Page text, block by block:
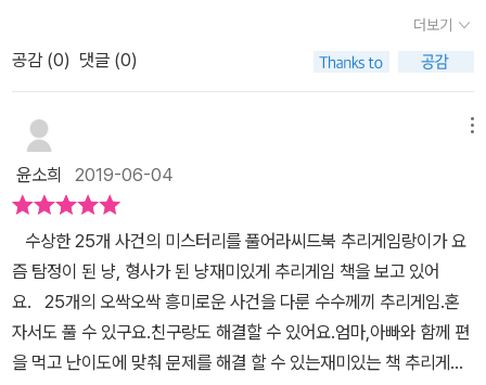
을 맞춰보겠다고 했지만 오히려 본인이 더 어려워하는것 같더라고요
직관적으로 답을 생각해야하는데 너무 어렵게 생각하다보니 엉둥한
답이 나오기도 했어요간만에 아이들과 너무 재미있게 책을 읽었어요
아이들과 함께 추리 퀴즈도 맞춰보고 덩달아 저도 퀴즈를 맞춰보면서
시간가는 줄도 몰랐던것 같아요​​ 25개의 미스터리한 사건들을 다 풀
고나니둘째는 너무 아쉬운 생각이 들었던지 다음에는 100개의 미스
터리한 사건들을 풀어보고 싶다네요저도 어린아이들의 눈높이에 맞
춘 추리 퀴즈 책들이 많이 나왔으면 좋겠다 싶은 욕심이 생긴책이였
어요 독서도 하고 추리력, 논리력도 키우고 한꺼번에 세마리 이상의
토끼를 잡을 수 있는 책이다보니초등저학년 자녀를 둔 분들에게도 꼭
추천드리고 싶었네요
요?!네...<추리게임>으로 가족이나 친구들끼리함께 문제를 풀면서
점수로 승패를 가르는 게임입니다​책의 제목 그대로 추리 게임 인거
라구요 ㅋㅋㅋ반전이죠?!두 모녀 머리 맞대고 열심히 단서 찾아추리
를 함께해봤습니다인트로에 적힌 글을 유심히 읽다보면 단서가 보이
기도 하고그림의 깨알 디테일에 단서가 숨어 있기도 합니다관찰력을
최대한 끌어 모아야해요~~!!!​ 추리가 끝났다면 정답을 확인해야 겠
지요책 부록 부분에 정답과 설명이 적혀있는데정답들이 다닥다닥 붙
어있어서 자꾸 다음 문제정답을 슬쩍 보게되더라구요 정답 미리 알게
되는거 무쟈게 싫어하는 모녀...그래서 아예 포스팃으로 붙였습니다
붙이면서도 보게될까봐 실눈뜨고 붙인 저 ㅋㅋㅋ <수상한 이웃>상상
탐정이되고싶다했었는데.대박!!!이렇게빨리명탐정이될줄은몰랐어요.
🤣🤣🤣아이스스로탐정이되어추리할수있는책이새로출간되었거든
요. 수상한25개사건의미스터리를풀어라! 추리게임_빅토르에스칸
델그림/ 아나가요수수께끼선별및각색 스릴넘치는추리게
답니다.논리력과상상력이지요.각페이지마다어떤능력을써야하는지
표시되어있어요.사람마다생각하고분석하는방법은다달라요.그다름
을인정하고서로칭찬해주면서한다면더재미있게그리고더좋은추리가
나올것같아요. 역시나우리둘째너무재미있게보고있어요.처음에는관
심없더니누나랑제가하는걸보고이제본인이더적극적으로추리하네요.
😆😆😆 왼쪽맨위에톱니바퀴두개가맞물린그림과논리력이란글자가
씌여있어요.이문제는논리력을바탕으로풀어야해요.사진속에보이는
더보기
공감 (0) 댓글 (0)
윤소희 2019-06-04
수상한 25개 사건의 미스터리를 풀어라씨드북 추리게임랑이가 요
즘 탐정이 된 냥, 형사가 된 냥재미있게 추리게임 책을 보고 있어
요. 25개의 오싹오싹 흥미로운 사건을 다룬 수수께끼 추리게임.혼
자서도 풀 수 있구요.친구랑도 해결할 수 있어요.엄마,아빠와 함께 편
을 먹고 난이도에 맞춰 문제를 해결 할 수 있는재미있는 책 추리게임